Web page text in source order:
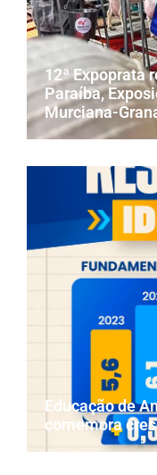
12ª Expoprata
Paraíba,
Murciana-
Educação de
comemora